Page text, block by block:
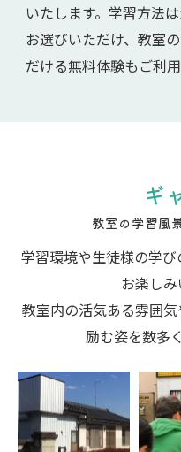
いたします。学習方法
お選びいただけ、教室
だける無料体験もご利用
教室の学習風
ギ
学習環境や生徒様の学
お楽しみ
教室内の活気ある雰囲
励む姿を数多